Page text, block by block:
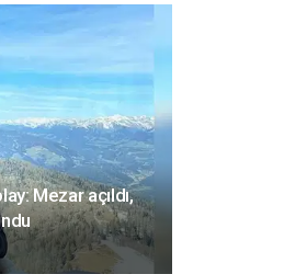
Mezar açıldı,